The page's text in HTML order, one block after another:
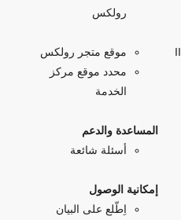
رولكس
موقع متجر رولكس
محدد موقع مركز
الخدمة
المساعدة والدعم
أسئلة شائعة
إمكانية الوصول
اِطّلع على البيان